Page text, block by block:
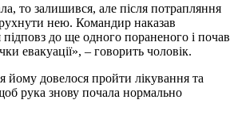
то залишився, але після потрапляння
нею. Командир наказав
підповз до ще одного пораненого і почав
евакуації», – говорить чоловік.
йому довелося пройти лікування та
рука знову почала нормально